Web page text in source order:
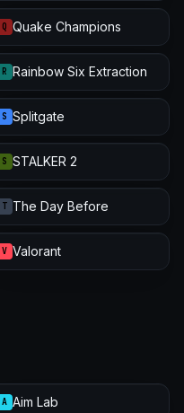
Q Quake Champions
R Rainbow Six Extraction
S Splitgate
S STALKER 2
T The Day Before
V Valorant
A Aim Lab